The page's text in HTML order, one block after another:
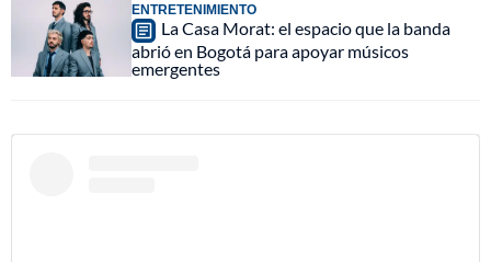
ENTRETENIMIENTO
La Casa Morat: el espacio que la banda
abrió en Bogotá para apoyar músicos
emergentes